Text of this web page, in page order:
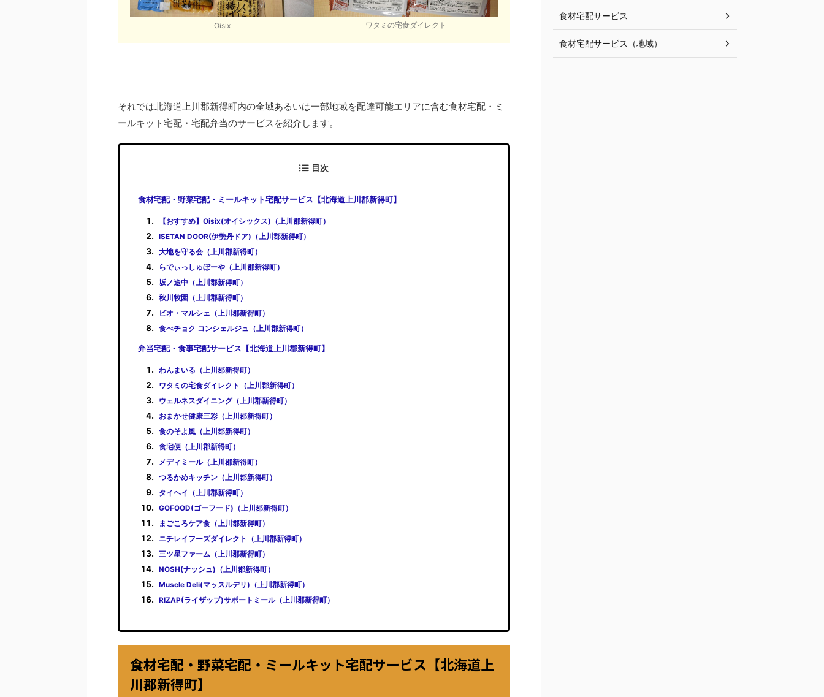
Oisix ワタミの宅食ダイレクト
それでは北海道上川郡新得町内の全域あるいは一部地域を配達可能エリアに含む食材宅配・ミ
ールキット宅配・宅配弁当のサービスを紹介します。
目次
食材宅配・野菜宅配・ミールキット宅配サービス【北海道上川郡新得町】
【おすすめ】Oisix(オイシックス)（上川郡新得町）
ISETAN DOOR(伊勢丹ドア)（上川郡新得町）
大地を守る会（上川郡新得町）
らでぃっしゅぼーや（上川郡新得町）
坂ノ途中（上川郡新得町）
秋川牧園（上川郡新得町）
ビオ・マルシェ（上川郡新得町）
食べチョク コンシェルジュ（上川郡新得町）
弁当宅配・食事宅配サービス【北海道上川郡新得町】
わんまいる（上川郡新得町）
ワタミの宅食ダイレクト（上川郡新得町）
ウェルネスダイニング（上川郡新得町）
おまかせ健康三彩（上川郡新得町）
食のそよ風（上川郡新得町）
食宅便（上川郡新得町）
メディミール（上川郡新得町）
つるかめキッチン（上川郡新得町）
タイヘイ（上川郡新得町）
GOFOOD(ゴーフード)（上川郡新得町）
まごころケア食（上川郡新得町）
ニチレイフーズダイレクト（上川郡新得町）
三ツ星ファーム（上川郡新得町）
NOSH(ナッシュ)（上川郡新得町）
Muscle Deli(マッスルデリ)（上川郡新得町）
RIZAP(ライザップ)サポートミール（上川郡新得町）
食材宅配・野菜宅配・ミールキット宅配サービス【北海道上
川郡新得町】
食材宅配サービス
食材宅配サービス（地域）